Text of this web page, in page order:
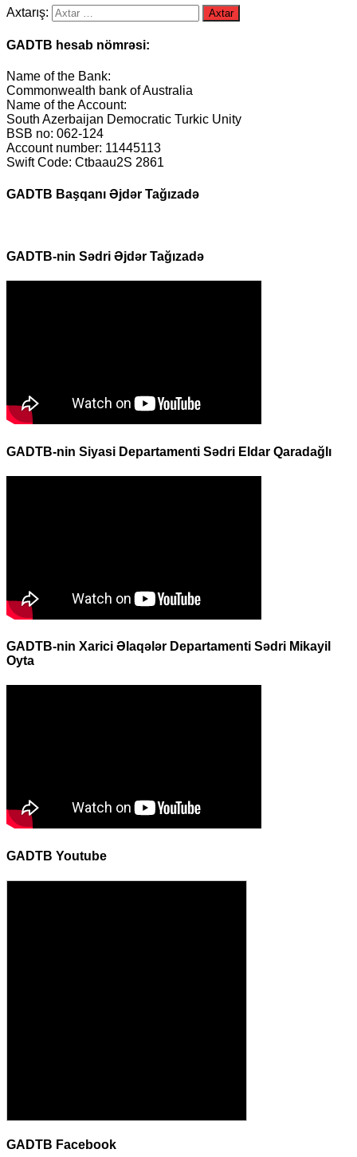
Axtarış:
GADTB hesab nömrəsi:
Name of the Bank:
Commonwealth bank of Australia
Name of the Account:
South Azerbaijan Democratic Turkic Unity
BSB no: 062-124
Account number: 11445113
Swift Code: Ctbaau2S 2861
GADTB Başqanı Əjdər Tağızadə
GADTB-nin Sədri Əjdər Tağızadə
GADTB-nin Siyasi Departamenti Sədri Eldar Qaradağlı
GADTB-nin Xarici Əlaqələr Departamenti Sədri Mikayil
Oyta
GADTB Youtube
GADTB Facebook